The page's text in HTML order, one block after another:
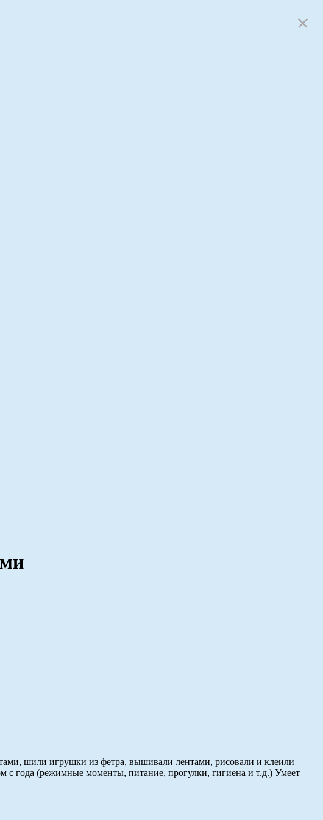
шили игрушки из фетра, вышивали лентами, рисовали и клеили
с года (режимные моменты, питание, прогулки, гигиена и т.д.) Умеет